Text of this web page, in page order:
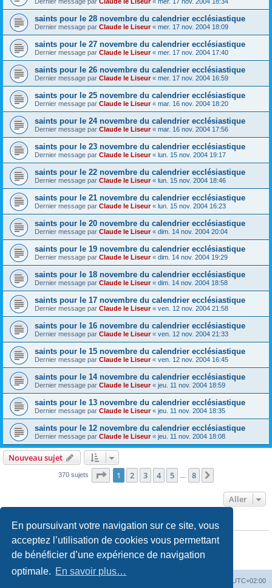
En poursuivant votre navigation sur ce site, vous
acceptez l’utilisation de cookies vous permettant
de bénéficier d’une expérience de navigation
optimale. En savoir plus…
saints pour le 28 novembre du calendrier ecclésiastique
Dernier message par Claude le Liseur« mer. 17 nov. 2004 18:09
saints pour le 27 novembre du calendrier ecclésiastique
Dernier message par Claude le Liseur« mer. 17 nov. 2004 17:40
saints pour le 26 novembre du calendrier ecclésiastique
Dernier message par Claude le Liseur« mer. 17 nov. 2004 16:59
saints pour le 25 novembre du calendrier ecclésiastique
Dernier message par Claude le Liseur« mar. 16 nov. 2004 18:20
saints pour le 24 novembre du calendrier ecclésiastique
Dernier message par Claude le Liseur« mar. 16 nov. 2004 17:56
saints pour le 23 novembre du calendrier ecclésiastique
Dernier message par Claude le Liseur« lun. 15 nov. 2004 19:17
saints pour le 22 novembre du calendrier ecclésiastique
Dernier message par Claude le Liseur« lun. 15 nov. 2004 18:46
saints pour le 21 novembre du calendrier ecclésiastique
Dernier message par Claude le Liseur« lun. 15 nov. 2004 16:23
saints pour le 20 novembre du calendrier ecclésiastique
Dernier message par Claude le Liseur« dim. 14 nov. 2004 20:04
saints pour le 19 novembre du calendrier ecclésiastique
Dernier message par Claude le Liseur« dim. 14 nov. 2004 19:29
saints pour le 18 novembre du calendrier ecclésiastique
Dernier message par Claude le Liseur« dim. 14 nov. 2004 18:58
saints pour le 17 novembre du calendrier ecclésiastique
Dernier message par Claude le Liseur« ven. 12 nov. 2004 21:58
saints pour le 16 novembre du calendrier ecclésiastique
Dernier message par Claude le Liseur« ven. 12 nov. 2004 21:33
saints pour le 15 novembre du calendrier ecclésiastique
Dernier message par Claude le Liseur« ven. 12 nov. 2004 16:45
saints pour le 14 novembre du calendrier ecclésiastique
Dernier message par Claude le Liseur« jeu. 11 nov. 2004 18:59
saints pour le 13 novembre du calendrier ecclésiastique
Dernier message par Claude le Liseur« jeu. 11 nov. 2004 18:35
saints pour le 12 novembre du calendrier ecclésiastique
Dernier message par Claude le Liseur« jeu. 11 nov. 2004 18:08
Nouveau sujet
370 sujets Page 1sur8
1 2 3 4 5 8
Aller
PERMISSIONS DU FORUM
Vousne pouvez paspublier de nouveaux sujets dans ce forum
Vousne pouvez pasrépondre aux sujets dans ce forum
Vousne pouvez pasmodifier vos messages dans ce forum
supprimer vos messages dans ce forum
UTC+02:00